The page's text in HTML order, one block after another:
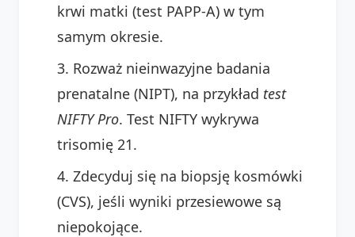
krwi matki (test PAPP-A) w tym
samym okresie.
Rozważ nieinwazyjne badania
prenatalne (NIPT), na przykład test
NIFTY Pro. Test NIFTY wykrywa
trisomię 21.
Zdecyduj się na biopsję kosmówki
(CVS), jeśli wyniki przesiewowe są
niepokojące.